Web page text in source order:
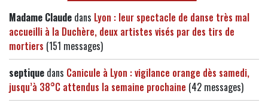
Madame Claude dans Lyon : leur spectacle de danse très mal
accueilli à la Duchère, deux artistes visés par des tirs de
mortiers (151 messages)
septique dans Canicule à Lyon : vigilance orange dès samedi,
jusqu’à 38°C attendus la semaine prochaine (42 messages)